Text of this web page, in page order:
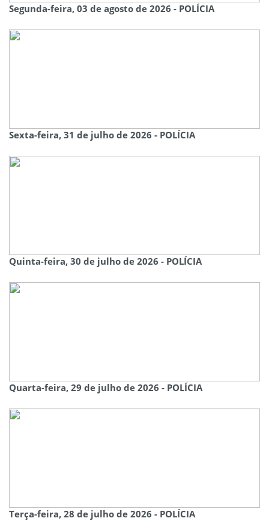
Segunda-feira, 03 de agosto de 2026 - POLÍCIA
Sexta-feira, 31 de julho de 2026 - POLÍCIA
Quinta-feira, 30 de julho de 2026 - POLÍCIA
Quarta-feira, 29 de julho de 2026 - POLÍCIA
Terça-feira, 28 de julho de 2026 - POLÍCIA